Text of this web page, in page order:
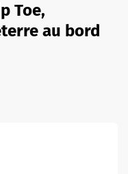
Toe,
au bord